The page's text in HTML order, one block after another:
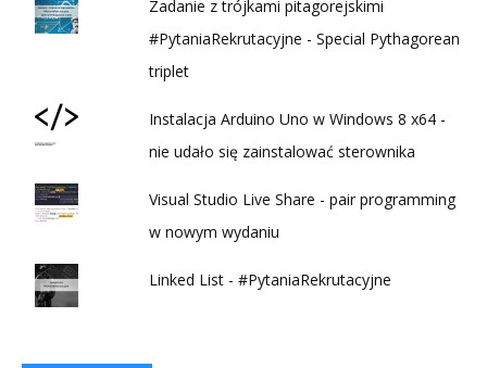
Zadanie z trójkami pitagorejskimi
#PytaniaRekrutacyjne - Special Pythagorean
triplet
Instalacja Arduino Uno w Windows 8 x64 -
nie udało się zainstalować sterownika
Visual Studio Live Share - pair programming
w nowym wydaniu
Linked List - #PytaniaRekrutacyjne